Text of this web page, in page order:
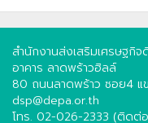
สำนักงานส่งเสริมเศรษฐกิ
อาคาร ลาดพร้าวฮิลล์
80 ถนนลาดพร้าว ซอย4 แ
dsp@depa.or.th
โทร. 02-026-2333 (ติดต่